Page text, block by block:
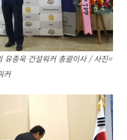
유종욱 건설워커 총괄이사 / 사진=
커